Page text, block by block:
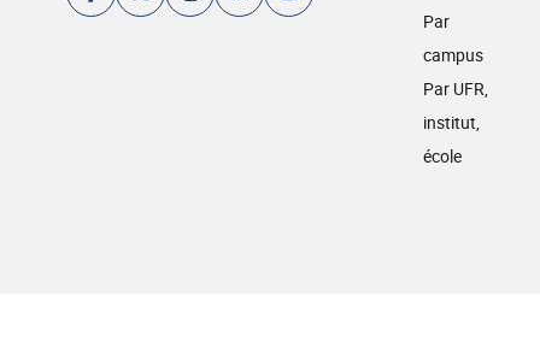
Par
campus
Par UFR,
institut,
école